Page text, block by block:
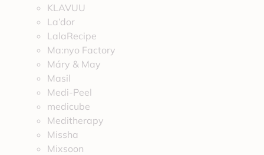
KLAVUU
La’dor
LalaRecipe
Ma:nyo Factory
Máry & May
Masil
Medi-Peel
medicube
Meditherapy
Missha
Mixsoon